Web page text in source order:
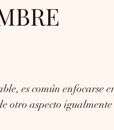
es común enfocarse
otro aspecto